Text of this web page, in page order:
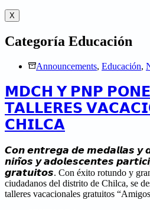
X
Categoría Educación
Announcements, Educación,
𝗠𝗗𝗖𝗛 𝗬 𝗣𝗡𝗣
𝗧𝗔𝗟𝗟𝗘𝗥𝗘𝗦
𝗖𝗛𝗜𝗟𝗖𝗔
𝘾𝙤𝙣 𝙚𝙣𝙩𝙧𝙚𝙜𝙖 𝙙𝙚 𝙢𝙚𝙙𝙖𝙡𝙡𝙖𝙨 𝙮
𝙣𝙞𝙣̃𝙤𝙨 𝙮 𝙖𝙙𝙤𝙡𝙚𝙨𝙘𝙚𝙣𝙩𝙚𝙨
𝙜𝙧𝙖𝙩𝙪𝙞𝙩𝙤𝙨. Con éxito rotundo y
ciudadanos del distrito de Chilca, se
talleres vacacionales gratuitos